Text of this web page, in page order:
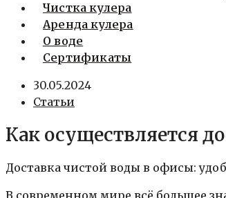
Чистка кулера
Аренда кулера
О воде
Сертификаты
30.05.2024
Статьи
Как осуществляется
Доставка чистой воды в офисы: